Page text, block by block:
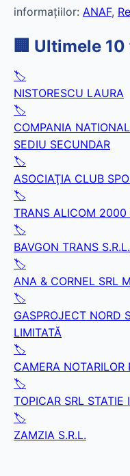
informațiilor: ANAF,
🏢 Ultimele
🏷️
NISTORESCU LAURA
🏷️
COMPANIA
SEDIU SECUNDAR
🏷️
ASOCIAŢIA CLUB
🏷️
TRANS ALICOM 2000
🏷️
BAVGON TRANS S.R.L.
🏷️
ANA & CORNEL SRL
🏷️
GASPROJECT NORD
LIMITATĂ
🏷️
CAMERA
🏷️
TOPICAR SRL STATIE
🏷️
ZAMZIA S.R.L.